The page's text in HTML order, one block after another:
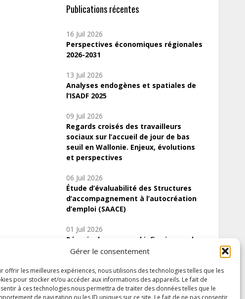
Gérer le consentement
offrir les meilleures expériences, nous utilisons des technologies telles que les
pour stocker et/ou accéder aux informations des appareils. Le fait de
à ces technologies nous permettra de traiter des données telles que le
de navigation ou les ID uniques sur ce site. Le fait de ne pas consentir
Publications récentes
16 Juil 2026
Perspectives économiques régionales
2026-2031
13 Juil 2026
Analyses endogènes et spatiales de
l’ISADF 2025
09 Juil 2026
Regards croisés des travailleurs
sociaux sur l’accueil de jour de bas
seuil en Wallonie. Enjeux, évolutions
et perspectives
06 Juil 2026
Étude d’évaluabilité des Structures
d’accompagnement à l’autocréation
d’emploi (SAACE)
01 Juil 2026
Pénurie du personnel infirmier :quels
indicateurs d’offre de soins pour